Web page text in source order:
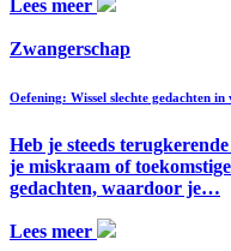
Lees meer
Zwangerschap
Oefening: Wissel slechte gedachten
Heb je steeds
je miskraam of
gedachten, waardoor je…
Lees meer